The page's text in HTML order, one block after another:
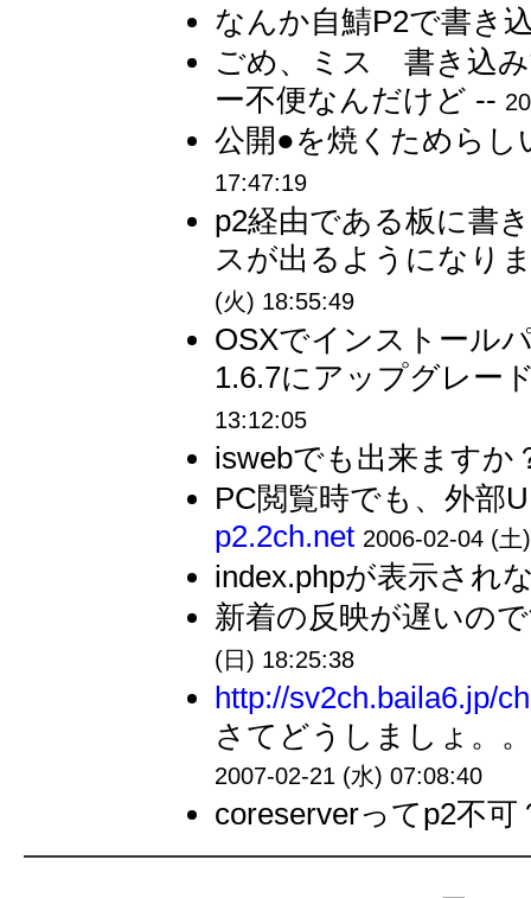
なんか自鯖P2で書き
ごめ、ミス 書き込
ー不便なんだけど --
公開●を焼くためら
17:47:19
p2経由である板に書
スが出るようになり
(火) 18:55:49
OSXでインストール
1.6.7にアップグレー
13:12:05
iswebでも出来ますか
PC閲覧時でも、外部
p2.2ch.net 2006-02-04 (土
index.phpが表示され
新着の反映が遅いの
(日) 18:25:38
http://sv2ch.baila6.jp/
さてどうしましょ。
2007-02-21 (水) 07:08:40
coreserverってp2不